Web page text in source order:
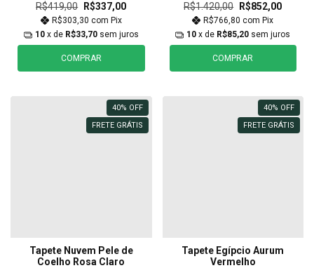
R$419,00 R$337,00
R$303,30 com Pix
10 x de R$33,70 sem juros
COMPRAR
R$1.420,00 R$852,00
R$766,80com Pix
10 x de R$85,20 sem juros
COMPRAR
40% OFF
FRETE GRÁTIS
Tapete Nuvem Pele de
Coelho Rosa Claro
40% OFF
FRETE GRÁTIS
Tapete Egípcio Aurum
Vermelho